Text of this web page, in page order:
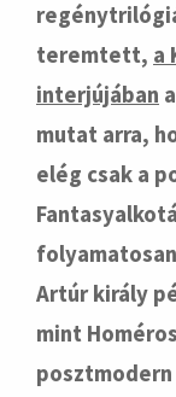
teremtett, a
interjújában
mutat arra,
elég csak a
Artúr király
mint